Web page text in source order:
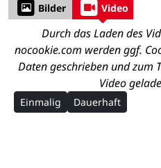
Bilder Video
Durch das Laden des
nocookie.com werden ggf.
Daten geschrieben und zum
Video
Einmalig Dauerhaft